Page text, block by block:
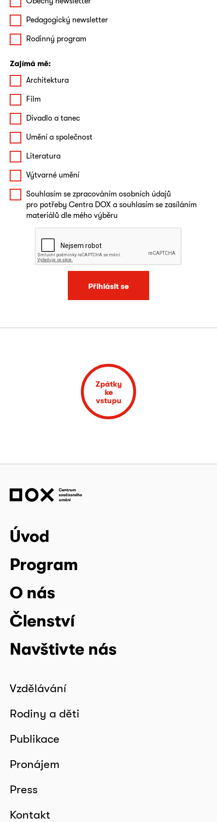
Pedagogický newsletter
Rodinný program
Zajímá mě:
Architektura
Film
Divadlo a tanec
Umění a společnost
Literatura
Výtvarné umění
Souhlasím se zpracováním osobních údajů
pro potřeby Centra DOX a souhlasím se zasíláním
materiálů dle mého výběru
Přihlásit se
Zpátky
ke
vstupu
Úvod
Program
O nás
Členství
Navštivte nás
Vzdělávání
Rodiny a děti
Publikace
Pronájem
Press
Kontakt